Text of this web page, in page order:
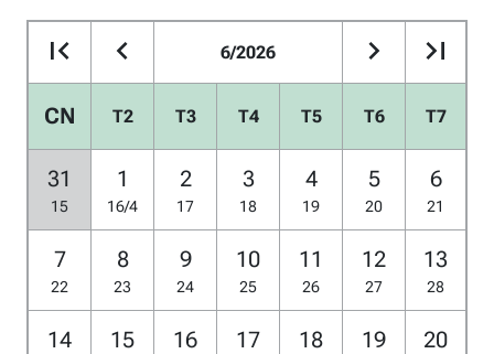
6/2026
CN T2 T3 T4 T5 T6 T7
31
15
1
16/4
2
17
3
18
4
19
5
20
6
21
7
22
8
23
9
24
10
25
11
26
12
27
13
28
14 15 16 17 18 19 20